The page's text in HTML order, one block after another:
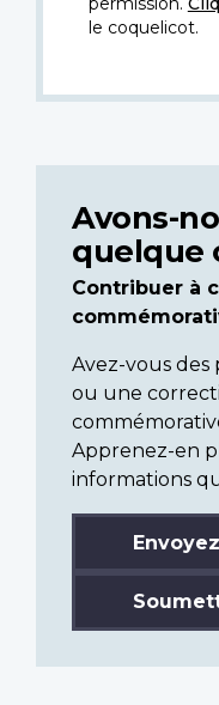
le coquelicot.
Avons-
quelque
Contribuer à
Avez-vous des
ou une
Apprenez-en
informations